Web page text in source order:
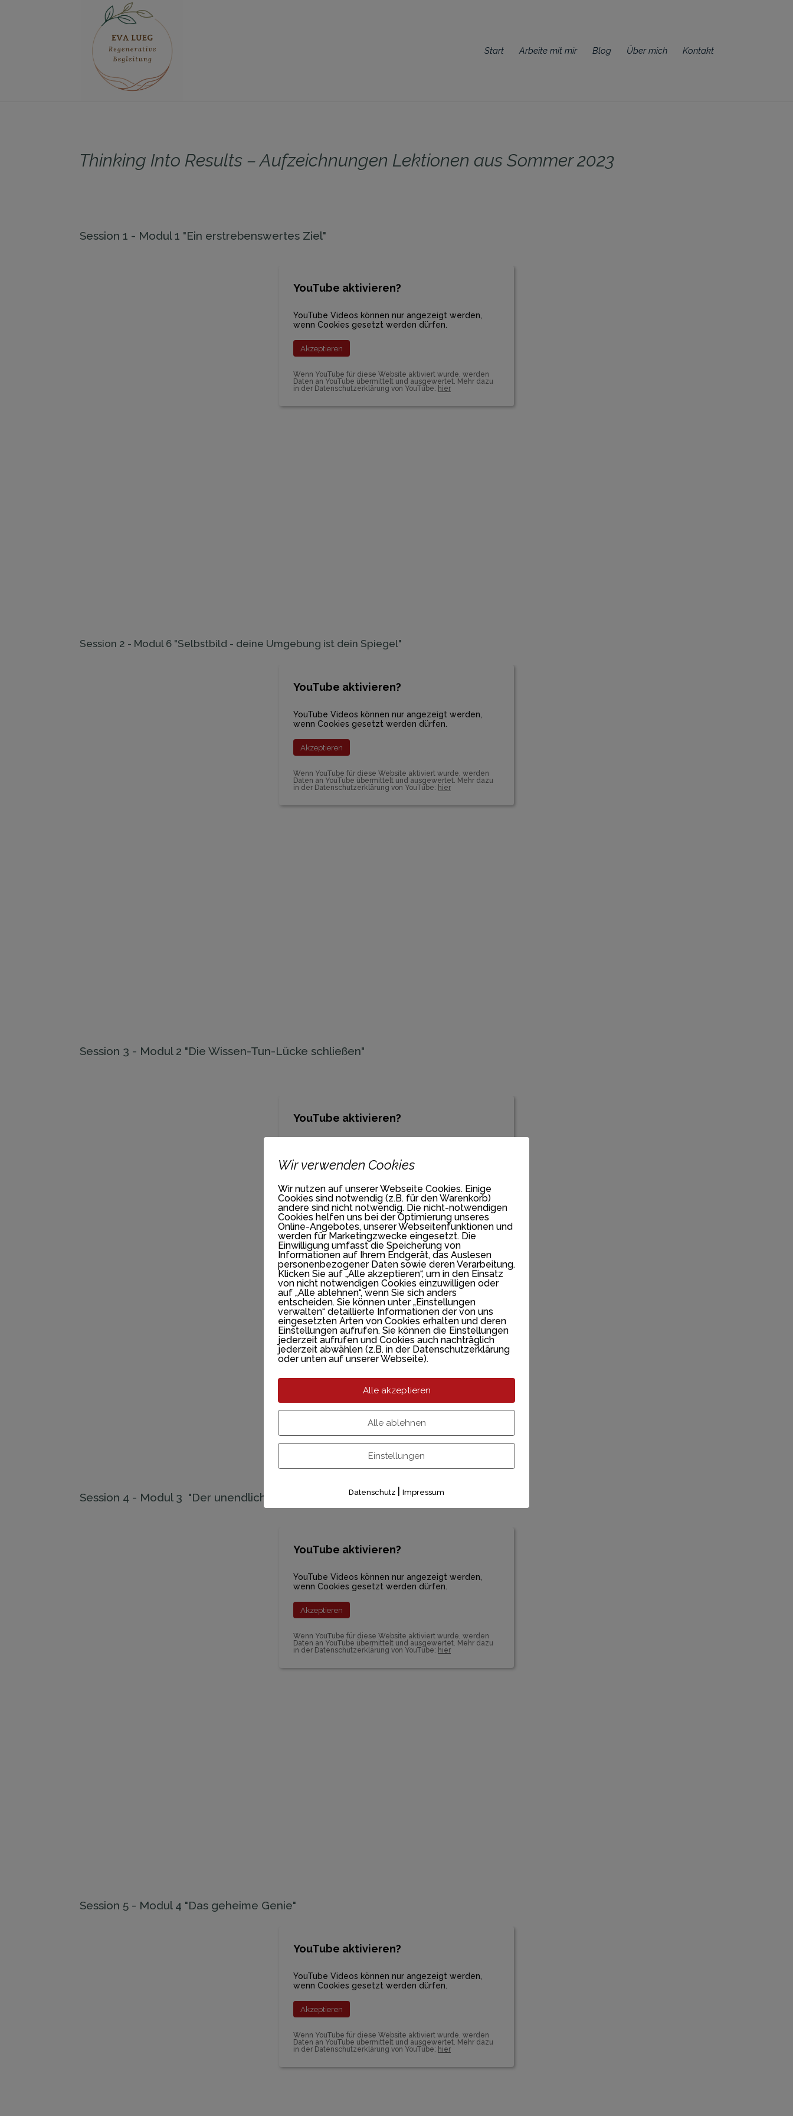
.entry-title { display:none; }
Start Arbeite mit mir Blog Über mich Kontakt
Thinking Into Results – Aufzeichnungen Lektionen aus Sommer 2023
Session 1 - Modul 1 "Ein erstrebenswertes Ziel"
YouTube aktivieren?
YouTube Videos können nur angezeigt werden,
wenn Cookies gesetzt werden dürfen.
Akzeptieren
Wenn YouTube für diese Website aktiviert wurde, werden
Daten an YouTube übermittelt und ausgewertet. Mehr dazu
in der Datenschutzerklärung von YouTube: hier
​Session ​2 - Modul 6 "Selbstbild - deine Umgebung ist dein Spiegel"
YouTube aktivieren?
YouTube Videos können nur angezeigt werden,
wenn Cookies gesetzt werden dürfen.
Akzeptieren
Wenn YouTube für diese Website aktiviert wurde, werden
Daten an YouTube übermittelt und ausgewertet. Mehr dazu
in der Datenschutzerklärung von YouTube: hier
Session ​​3 - Modul 2 "​Die Wissen-Tun-Lücke schließen"
YouTube aktivieren?
Wenn YouTube für diese Website aktiviert wurde, werden
Daten an YouTube übermittelt und ausgewertet. Mehr dazu
in der Datenschutzerklärung von YouTube:hier
Session ​4 - Modul 3 "Der unendliche Geist"
YouTube aktivieren?
YouTube Videos können nur angezeigt werden,
wenn Cookies gesetzt werden dürfen.
Akzeptieren
Wenn YouTube für diese Website aktiviert wurde, werden
Daten an YouTube übermittelt und ausgewertet. Mehr dazu
in der Datenschutzerklärung von YouTube: hier
Session ​​5 - Modul 4 "​Das geheime Genie"
YouTube aktivieren?
YouTube Videos können nur angezeigt werden,
wenn Cookies gesetzt werden dürfen.
Akzeptieren
Wenn YouTube für diese Website aktiviert wurde, werden
Daten an YouTube übermittelt und ausgewertet. Mehr dazu
in der Datenschutzerklärung von YouTube: hier
Wir verwenden Cookies
Wir nutzen auf unserer Webseite Cookies. Einige
Cookies sind notwendig (z.B. für den Warenkorb)
andere sind nicht notwendig. Die nicht-notwendigen
Cookies helfen uns bei der Optimierung unseres
Online-Angebotes, unserer Webseitenfunktionen und
werden für Marketingzwecke eingesetzt. Die
Einwilligung umfasst die Speicherung von
Informationen auf Ihrem Endgerät, das Auslesen
personenbezogener Daten sowie deren Verarbeitung.
Klicken Sie auf „Alle akzeptieren“, um in den Einsatz
von nicht notwendigen Cookies einzuwilligen oder
auf „Alle ablehnen“, wenn Sie sich anders
entscheiden. Sie können unter „Einstellungen
verwalten“ detaillierte Informationen der von uns
eingesetzten Arten von Cookies erhalten und deren
Einstellungen aufrufen. Sie können die Einstellungen
jederzeit aufrufen und Cookies auch nachträglich
jederzeit abwählen (z.B. in der Datenschutzerklärung
oder unten auf unserer Webseite).
Alle akzeptieren
Alle ablehnen
Einstellungen
Datenschutz Impressum